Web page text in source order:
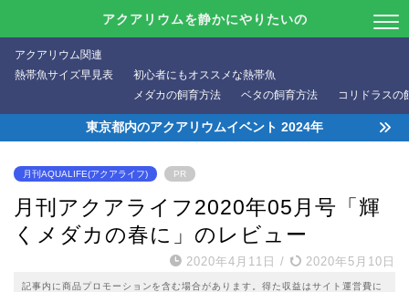
アクアリウムを静かにやりたいの
アクアリウム関連
熱帯魚サイズ早見表
初心者にもオススメな熱帯魚
メダカの飼育方法
ベタの飼育方法 コリドラスの
東京都内のアクアリウムイベント 2024年
月刊AQUALIFE(アクアライフ) PR
月刊アクアライフ2020年05月号「輝
くメダカの春に」のレビュー
2020年4月11日 / 2020年5月10日
記事内に商品プロモーションを含む場合があります。得た収益はサイト運営費に